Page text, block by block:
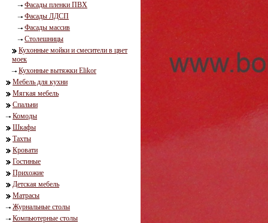
Фасады пленки ПВХ
Фасады ЛДСП
Фасады массив
Столешницы
Кухонные мойки и смесители в цвет
моек
Кухонные вытяжки Elikor
Мебель для кухни
Мягкая мебель
Спальни
Комоды
Шкафы
Тахты
Кровати
Гостиные
Прихожие
Детская мебель
Матрасы
Журнальные столы
Компьютерные столы